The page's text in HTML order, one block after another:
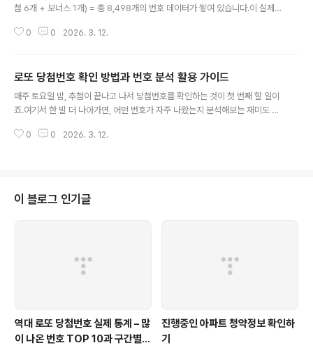
첨 6개 + 보너스 1개) = 총 8,498개의 번호 데이터가 쌓여 있습니다.이 실제
가장 많이 나온 번호 TOP 101회차부터 1,214회차까지, 보너스 번호를 포함한
9회1위 번호 27은 45개 번호 중 가장 많이 등장했으며, 전체 평균(188.8회)보
다 22회 이상 더 나왔습니다. 반면 가장 적게 나온 번호는 9번(158회)으로 1위
와 53회 차이가 납니다.회차별 핫넘..
0 0 2026. 3. 12.
로또 당첨번호 확인 방법과 번호 분석 활용 가이드
매주 토요일 밤, 추첨이 끝나고 나서 당첨번호를 확인하는 것이 첫 번째 할 일이
죠.여기서 한 발 더 나아가면, 어떤 번호가 자주 나왔는지 분석해보는 재미도 있
정리해 보겠습니다.로또 당첨번호 확인 방법가장 공식적인 방법은 동행복권 공
과를 확인할 수 있어요.당첨번호 확인과 함께 번호 분석이나 통계 데이터까지
활용하고 싶다면, 로또나우에서 출현빈도·핫넘버·콜드넘버 분석을 한 곳에서 볼
0 0 2026. 3. 12.
이 블로그 인기글
역대 로또 당첨번호 실제 통계 – 많
이 나온 번호 TOP 10과 구간별
진행중인 아파트 청약정보 확인하
기